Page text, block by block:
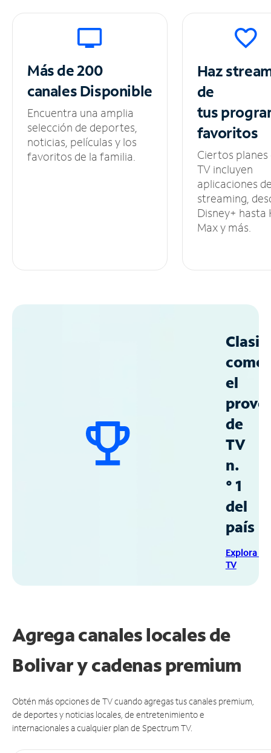
Más de 200
canalesDisponible
Encuentra una amplia
selección de deportes,
noticias, películas y los
favoritos de la familia.
Haz
de
tus
favoritos
Ciertos planes
TV incluyen
aplicaciones
streaming,
Disney+ hasta
Max y más.
como
el
de
TV
n.
° 1
del
país
Explora
TV
Agrega canales locales de
Bolivar y cadenas premium
Obtén más opciones de TV cuando agregas tus canales premium,
de deportes y noticias locales, de entretenimiento e
internacionales a cualquier plan de Spectrum TV.